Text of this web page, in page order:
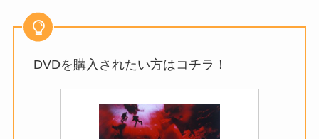
DVDを購入されたい方はコチラ！